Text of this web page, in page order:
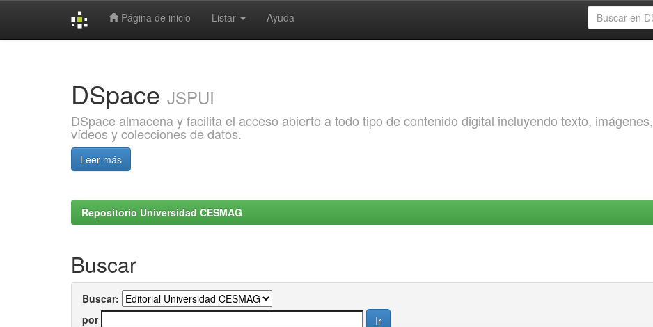
Página de inicio Listar Ayuda
DSpace JSPUI
DSpace almacena y facilita el acceso abierto a todo tipo de contenido digital incluyendo texto, imágenes,
vídeos y colecciones de datos.
Leer más
Repositorio Universidad CESMAG
Buscar
Buscar:
por